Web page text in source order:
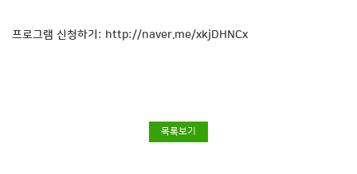
프로그램 신청하기: http://naver.me/xkjDHNCx
목록보기